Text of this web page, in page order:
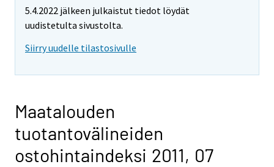
5.4.2022 jälkeen julkaistut tiedot löydät
uudistetulta sivustolta.
Siirry uudelle tilastosivulle
Maatalouden
tuotantovälineiden
ostohintaindeksi 2011, 07